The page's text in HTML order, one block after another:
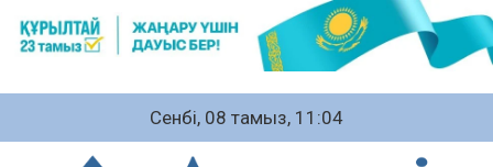
Сенбі, 08 тамыз, 11:04